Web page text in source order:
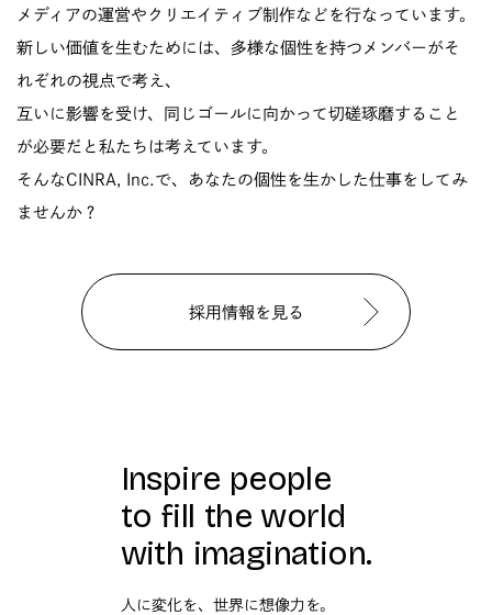
メディアの運営やクリエイティブ制作などを行なっています。
新しい価値を生むためには、多様な個性を持つメンバーがそ
れぞれの視点で考え、
互いに影響を受け、同じゴールに向かって切磋琢磨すること
が必要だと私たちは考えています。
そんなCINRA, Inc.で、あなたの個性を生かした仕事をしてみ
ませんか？
採用情報を見る
Inspire people
to fill the world
with imagination.
人に変化を、世界に想像力を。